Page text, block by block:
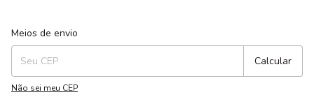
Entregas para o CEP:
Meios de envio
Calcular
Não sei meu CEP